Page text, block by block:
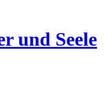
und Seele